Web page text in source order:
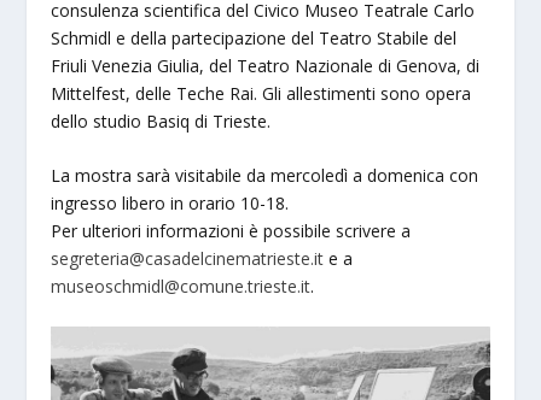
consulenza scientifica del Civico Museo Teatrale Carlo
Schmidl e della partecipazione del Teatro Stabile del
Friuli Venezia Giulia, del Teatro Nazionale di Genova, di
Mittelfest, delle Teche Rai. Gli allestimenti sono opera
dello studio Basiq di Trieste.
La mostra sarà visitabile da mercoledì a domenica con
ingresso libero in orario 10-18.
Per ulteriori informazioni è possibile scrivere a
segreteria@casadelcinematrieste.it e a
museoschmidl@comune.trieste.it.